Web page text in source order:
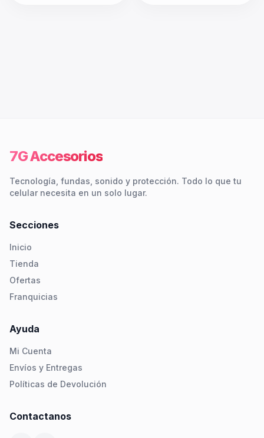
7G Accesorios
Tecnología, fundas, sonido y protección. Todo lo que tu
celular necesita en un solo lugar.
Secciones
Inicio
Tienda
Ofertas
Franquicias
Ayuda
Mi Cuenta
Envíos y Entregas
Políticas de Devolución
Contactanos